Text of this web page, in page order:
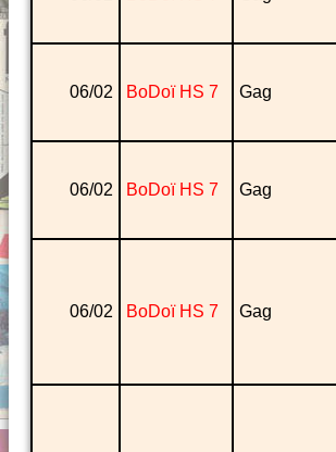
06/02 BoDoï HS 7 Gag
06/02 BoDoï HS 7 Gag
06/02 BoDoï HS 7 Gag